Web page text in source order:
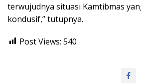
terwujudnya situasi Kamtibmas
kondusif,” tutupnya.
Post Views: 540